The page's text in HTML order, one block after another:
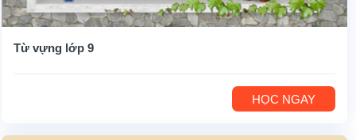
Từ vựng lớp 9
HỌC NGAY